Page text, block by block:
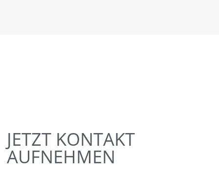
JETZT KONTAKT
AUFNEHMEN